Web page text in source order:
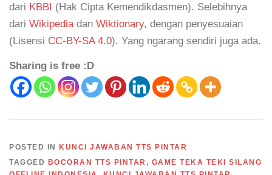
dari KBBI (Hak Cipta Kemendikdasmen). Selebihnya
dari Wikipediadan Wiktionary, dengan penyesuaian
(Lisensi CC-BY-SA 4.0). Yang ngarang sendiri juga ada.
Sharing is free :D
POSTED IN
KUNCI JAWABAN TTS PINTAR
TAGGED
BOCORAN TTS PINTAR , GAME TEKA TEKI SILANG